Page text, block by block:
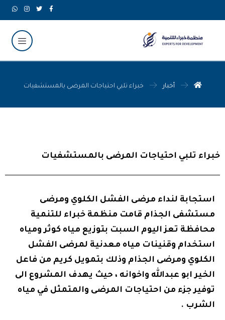
أخبار خبراء تلبي احتياجات المرضى بالمستشفيات
خبراء تلبي احتياجات المرضى بالمستشفيات
استجابة لنداء مرضى الفشل الكلوي ومرضى
مستشفى الجذام قامت منظمة خبراء للتنمية
محافظة تعز اليوم السبت بتوزيع مياه كوثر ومياه
استخدام وقنينات مياه معدنية لمرضى الفشل
الكلوي ومرضى الجذام وذلك بتمويل كريم من فاعل
الخير ابو عبدالله واخوانه ، حيث يهدف المشروع الى
توفير جزء من احتياجات المرضى والمتمثل في مياه
الشرب .